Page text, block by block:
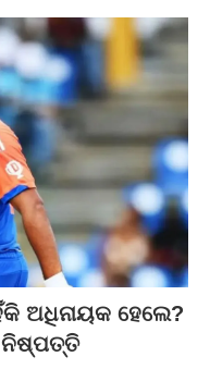
ଅଧିନାୟକ ହେଲେ?
ନିଷ୍ପତ୍ତି